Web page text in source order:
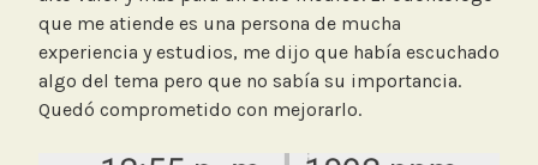
que me atiende es una persona de mucha
experiencia y estudios, me dijo que había escuchado
algo del tema pero que no sabía su importancia.
Quedó comprometido con mejorarlo.